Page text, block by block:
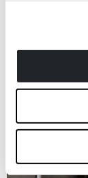
SCOPRI I